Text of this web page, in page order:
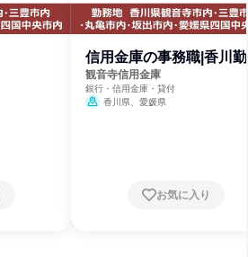
信用金庫の事務職|香川
観音寺信用金庫
銀行・信用金庫・貸付
香川県、愛媛県
お気に入り